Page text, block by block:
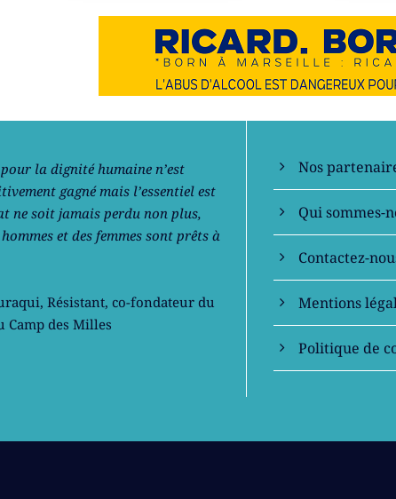
la dignité humaine n’est
gagné mais l’essentiel est
ne soit jamais perdu non plus,
et des femmes sont prêts à
, Résistant, co-fondateur du
Camp des Milles
En savoir +
Nos
Qui sommes-
Contactez-
Mentions
Politique de